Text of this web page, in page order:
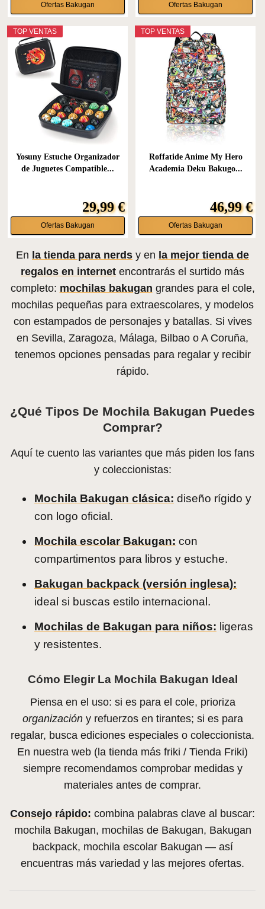
Ofertas Bakugan Ofertas Bakugan
TOP VENTAS
Yosuny Estuche Organizador
de Juguetes Compatible...
29,99 €
Ofertas Bakugan
TOP VENTAS
Roffatide Anime My Hero
Academia Deku Bakugo...
46,99 €
Ofertas Bakugan
En la tienda para nerds y en la mejor tienda de
regalos en internet encontrarás el surtido más
completo: mochilas bakugan grandes para el cole,
mochilas pequeñas para extraescolares, y modelos
con estampados de personajes y batallas. Si vives
en Sevilla, Zaragoza, Málaga, Bilbao o A Coruña,
tenemos opciones pensadas para regalar y recibir
rápido.
¿Qué Tipos De Mochila Bakugan Puedes
Comprar?
Aquí te cuento las variantes que más piden los fans
y coleccionistas:
Mochila Bakugan clásica: diseño rígido y
con logo oficial.
Mochila escolar Bakugan: con
compartimentos para libros y estuche.
Bakugan backpack (versión inglesa):
ideal si buscas estilo internacional.
Mochilas de Bakugan para niños: ligeras
y resistentes.
Cómo Elegir La Mochila Bakugan Ideal
Piensa en el uso: si es para el cole, prioriza
organizacióny refuerzos en tirantes; si es para
regalar, busca ediciones especiales o coleccionista.
En nuestra web (la tienda más friki / Tienda Friki)
siempre recomendamos comprobar medidas y
materiales antes de comprar.
Consejo rápido: combina palabras clave al buscar:
mochila Bakugan, mochilas de Bakugan, Bakugan
backpack, mochila escolar Bakugan — así
encuentras más variedad y las mejores ofertas.